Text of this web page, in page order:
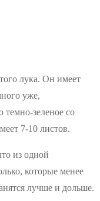
лука. Он имеет
уже,
зеленое со
7-10 листов.
из одной
которые менее
лучше и дольше.